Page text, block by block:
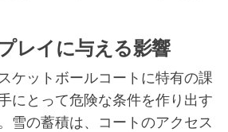
レイに与える影響
ケットボールコートに特有の課
にとって危険な条件を作り出す
雪の蓄積は、コートのアクセス